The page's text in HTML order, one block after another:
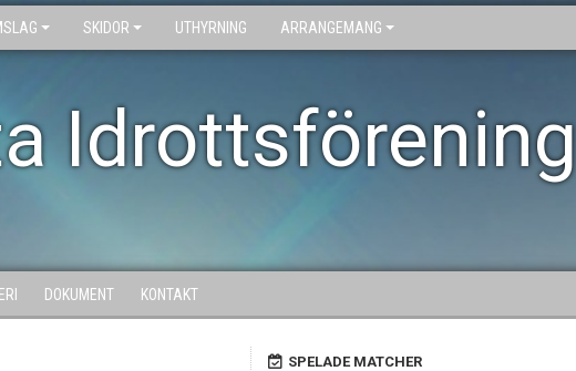
SKIDOR UTHYRNING ARRANGEMANG
Idrottsförening
DOKUMENT KONTAKT
SPELADE MATCHER